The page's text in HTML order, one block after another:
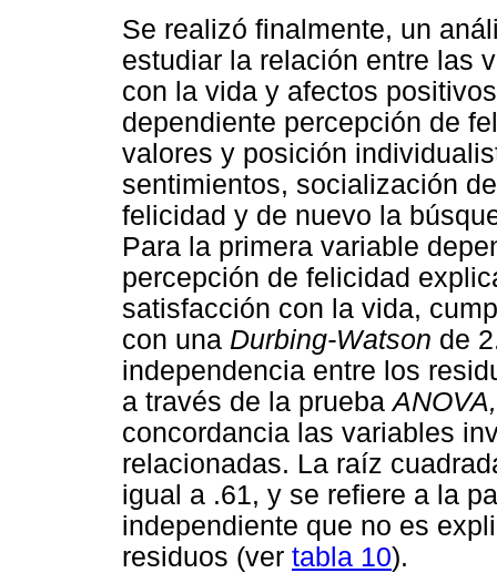
Se realizó finalmente, un
estudiar la relación entre las
con la vida y afectos
dependiente percepción de
valores y posición
sentimientos, socialización
felicidad y de nuevo la
Para la primera variable
percepción de felicidad
satisfacción con la vida,
con una Durbing-Watson de
independencia entre los
a través de la pruebaANOVA,
concordancia las variables
relacionadas. La raíz
igual a .61, y se refiere a la
independiente que no es
residuos (ver tabla 10).